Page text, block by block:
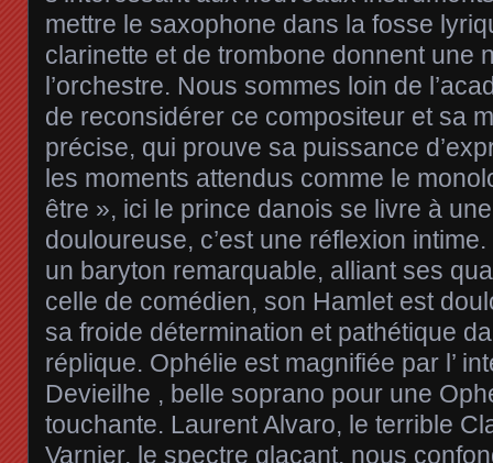
mettre le saxophone dans la fosse
clarinette et de trombone donnent une
l’orchestre. Nous sommes loin de
de reconsidérer ce compositeur et sa
précise, qui prouve sa puissance
les moments attendus comme le
être », ici le prince danois se livre à
douloureuse, c’est une réflexion
un baryton remarquable, alliant ses
celle de comédien, son Hamlet est
sa froide détermination et pathétique
réplique. Ophélie est magnifiée par l’
Devieilhe , belle soprano pour une
touchante. Laurent Alvaro, le terrible
Varnier, le spectre glaçant, nous